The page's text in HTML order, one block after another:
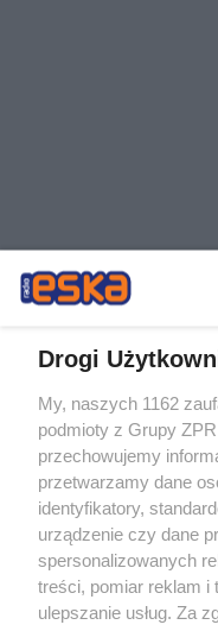
Żaden utwór zamieszczony
rozpowszechniany lub
tym także elektroniczny lub
eksploatacji w jakiejkolwiek
Internecie bez pisemnej
wykorzystanie utworów w
tzn. bez właściwej zgody,
ścigane prawnie.
Drogi
My, naszych 1162
podmioty z Grupy
przechowujemy
przetwarzamy dane
identyfikatory,
urządzenie czy dane
spersonalizowanych
treści, pomiar reklam i
ulepszanie usług. Za